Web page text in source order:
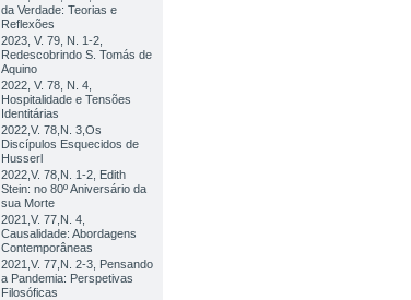
da Verdade: Teorias e
Reflexões
2023, V. 79, N. 1-2,
Redescobrindo S. Tomás de
Aquino
2022, V. 78, N. 4,
Hospitalidade e Tensões
Identitárias
2022,V. 78,N. 3,Os
Discípulos Esquecidos de
Husserl
2022,V. 78,N. 1-2, Edith
Stein: no 80º Aniversário da
sua Morte
2021,V. 77,N. 4,
Causalidade: Abordagens
Contemporâneas
2021,V. 77,N. 2-3, Pensando
a Pandemia: Perspetivas
Filosóficas